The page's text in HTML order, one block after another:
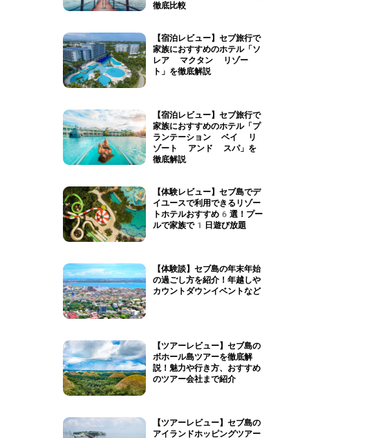
徹底比較
【宿泊レビュー】セブ旅行で
家族におすすめのホテル「ソ
レア マクタン リゾー
ト」を徹底解説
【宿泊レビュー】セブ旅行で
家族におすすめのホテル「プ
ランテーション ベイ リ
ゾート アンド スパ」を
徹底解説
【体験レビュー】セブ島でデ
イユースで利用できるリゾー
トホテルおすすめ6選！プー
ルで家族で1日遊び放題
【体験談】セブ島の年末年始
の過ごし方を紹介！年越しや
カウントダウンイベントなど
【ツアーレビュー】セブ島の
ボホール島ツアーを徹底解
説！魅力や行き方、おすすめ
のツアー会社まで紹介
【ツアーレビュー】セブ島の
アイランドホッピングツアー